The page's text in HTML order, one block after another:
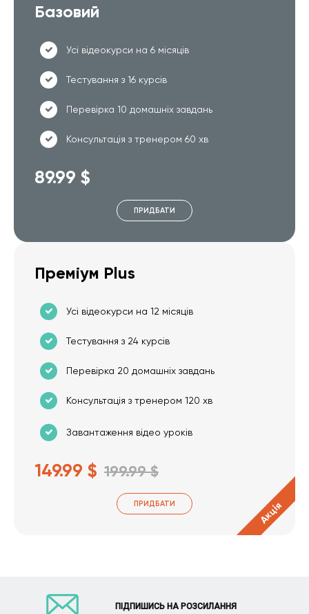
Базовий
Усі відеокурси на 6 місяців
Тестування з 16 курсів
Перевірка 10 домашніх завдань
Консультація з тренером 60 хв
89.99 $
ПРИДБАТИ
Преміум Plus
Усі відеокурси на 12 місяців
Тестування з 24 курсів
Перевірка 20 домашніх завдань
Консультація з тренером 120 хв
Завантаження відео уроків
149.99 $ 199.99 $
ПРИДБАТИ Акція
ПІДПИШИСЬ НА РОЗСИЛАННЯ